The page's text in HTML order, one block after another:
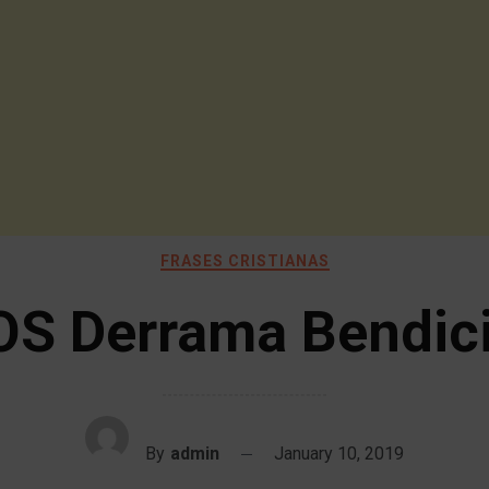
FRASES CRISTIANAS
Derrama
By admin January 10, 2019